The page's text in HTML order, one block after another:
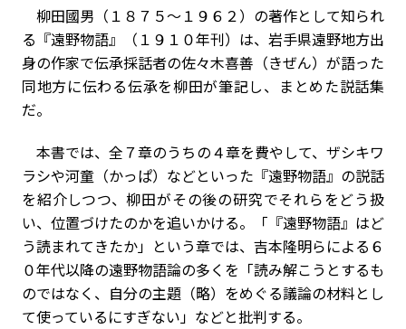
柳田國男（１８７５～１９６２）の著作として知られ
る『遠野物語』（１９１０年刊）は、岩手県遠野地方出
身の作家で伝承採話者の佐々木喜善（きぜん）が語った
同地方に伝わる伝承を柳田が筆記し、まとめた説話集
だ。
本書では、全７章のうちの４章を費やして、ザシキワ
ラシや河童（かっぱ）などといった『遠野物語』の説話
を紹介しつつ、柳田がその後の研究でそれらをどう扱
い、位置づけたのかを追いかける。「『遠野物語』はど
う読まれてきたか」という章では、吉本隆明らによる６
０年代以降の遠野物語論の多くを「読み解こうとするも
のではなく、自分の主題（略）をめぐる議論の材料とし
て使っているにすぎない」などと批判する。